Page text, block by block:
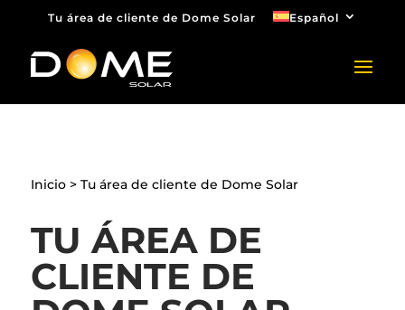
Tu área de cliente de Dome Solar Español
Inicio> Tu área de cliente de Dome Solar
TU ÁREA DE
CLIENTE DE